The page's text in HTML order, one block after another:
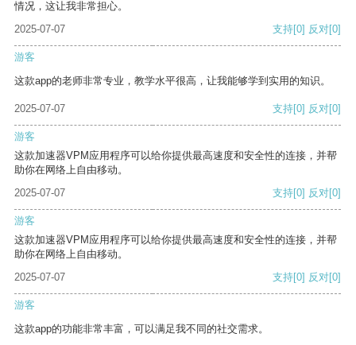
情况，这让我非常担心。
2025-07-07
支持[0] 反对[0]
游客
这款app的老师非常专业，教学水平很高，让我能够学到实用的知识。
2025-07-07 支持[0] 反对[0]
游客
这款加速器VPM应用程序可以给你提供最高速度和安全性的连接，并帮
助你在网络上自由移动。
2025-07-07
支持[0] 反对[0]
游客
这款加速器VPM应用程序可以给你提供最高速度和安全性的连接，并帮
助你在网络上自由移动。
2025-07-07
支持[0] 反对[0]
游客
这款app的功能非常丰富，可以满足我不同的社交需求。